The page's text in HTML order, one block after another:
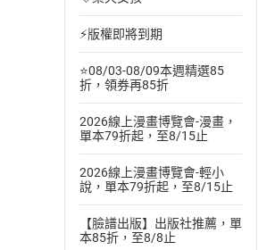
⚡版權即將到期
⭐08/03-08/09本週精選85
折，領券再85折
2026線上漫畫博覽會-漫畫，
單本79折起，至8/15止
2026線上漫畫博覽會-輕小
說，單本79折起，至8/15止
【臉譜出版】出版社推薦，單
本85折，至8/8止